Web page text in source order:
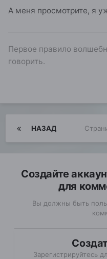
А меня просмотрите, я
Первое правило
говорить.
НАЗАД
Создайте
для
Вы должны быть
Зарегистрируйтесь